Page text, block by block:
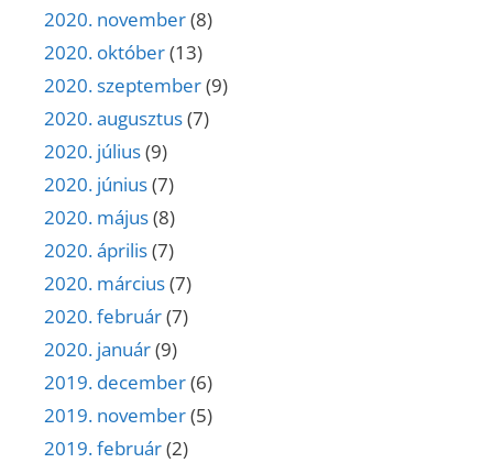
2020. november(8)
2020. október(13)
2020. szeptember(9)
2020. augusztus(7)
2020. július(9)
2020. június(7)
2020. május(8)
2020. április(7)
2020. március(7)
2020. február(7)
2020. január(9)
2019. december(6)
2019. november(5)
2019. február(2)